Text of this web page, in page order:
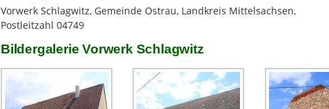
Vorwerk Schlagwitz, Gemeinde Ostrau, Landkreis Mittelsachsen,
Postleitzahl 04749
Bildergalerie Vorwerk Schlagwitz